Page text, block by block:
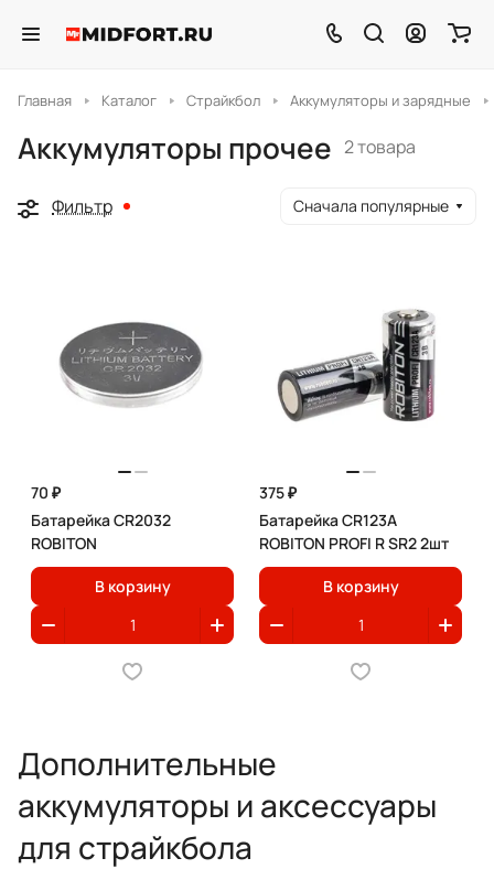
Главная Каталог Страйкбол Аккумуляторы и зарядные
Аккумуляторы прочее 2 товара
Фильтр Сначала популярные
70 ₽
Батарейка CR2032
ROBITON
В корзину
375 ₽
Батарейка CR123A
ROBITON PROFI R SR2 2шт
В корзину
Дополнительные
аккумуляторы и аксессуары
для страйкбола